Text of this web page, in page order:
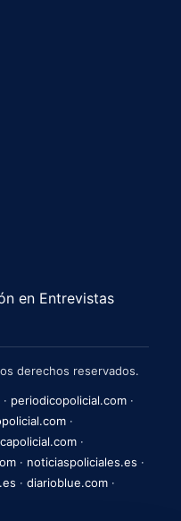
en Entrevistas
derechos reservados.
· periodicopolicial.com ·
·
·
· noticiaspoliciales.es ·
· diarioblue.com ·